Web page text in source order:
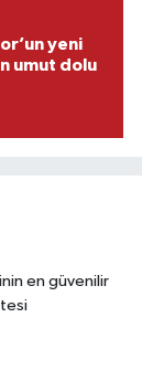
yeni
umut dolu
en güvenilir